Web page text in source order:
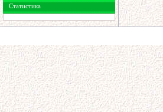
Статистика